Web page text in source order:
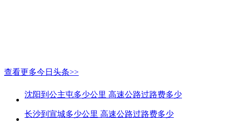
查看更多今日头条>>
沈阳到公主屯多少公里 高速公路过路费多少
长沙到宣城多少公里 高速公路过路费多少